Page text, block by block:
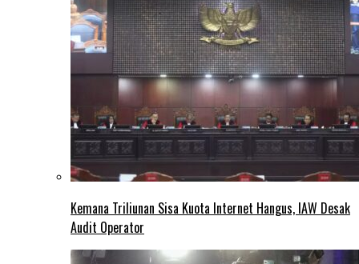
Kemana Triliunan Sisa Kuota Internet Hangus, IAW Desak
Audit Operator